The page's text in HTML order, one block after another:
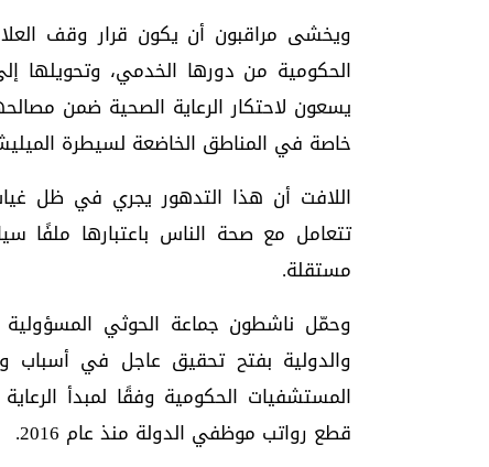
ويخشى مراقبون أن يكون قرار وقف
الحكومية من دورها الخدمي، وتحويلها
يسعون لاحتكار الرعاية الصحية ضمن
خاصة في المناطق الخاضعة لسيطرة
اللافت أن هذا التدهور يجري في ظل
تتعامل مع صحة الناس باعتبارها ملفًا
مستقلة.
وحمّل ناشطون جماعة الحوثي المسؤولية
والدولية بفتح تحقيق عاجل في
المستشفيات الحكومية وفقًا لمبدأ
قطع رواتب موظفي الدولة منذ عام 2016.